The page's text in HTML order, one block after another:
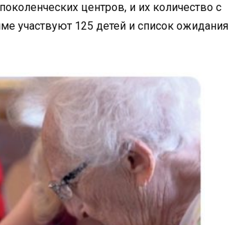
центров, и их количество с
участвуют 125 детей и список ожидания